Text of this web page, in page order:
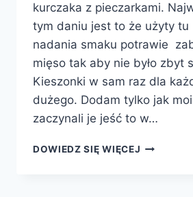
kurczaka z pieczarkami.
tym daniu jest to że użyty tu
nadania smaku potrawie
mięso tak aby nie było zbyt
Kieszonki w sam raz dla
dużego. Dodam tylko jak
zaczynali je jeść to w…
DOWIEDZ SIĘ WIĘCEJ